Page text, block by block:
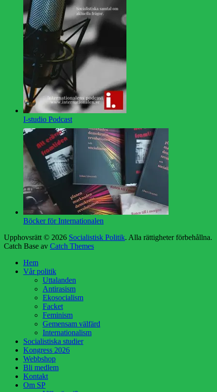
I-studio Podcast
Böcker för Internationalen
Upphovsrätt © 2026 Socialistisk Politik. Alla rättigheter förbehållna.
Catch Base av Catch Themes
Hem
Vår politik
Uttalanden
Antirasism
Ekosocialism
Facket
Feminism
Gemensam välfärd
Internationalism
Socialistiska studier
Kongress 2026
Webbshop
Bli medlem
Kontakt
Om SP